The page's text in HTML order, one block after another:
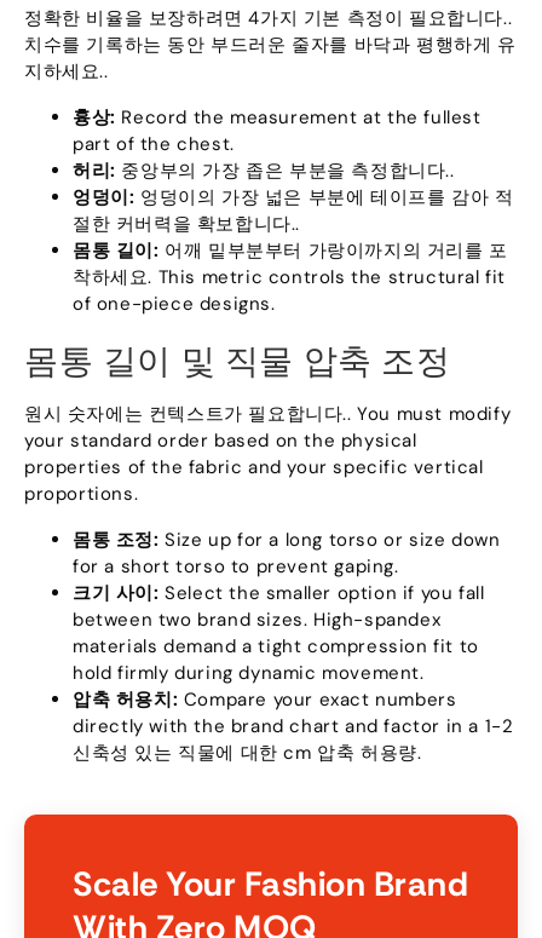
정확한 비율을 보장하려면 4가지 기본 측정이 필요합니다..
치수를 기록하는 동안 부드러운 줄자를 바닥과 평행하게 유
지하세요..
흉상: Record the measurement at the fullest
part of the chest.
허리: 중앙부의 가장 좁은 부분을 측정합니다..
엉덩이: 엉덩이의 가장 넓은 부분에 테이프를 감아 적
절한 커버력을 확보합니다..
몸통 길이: 어깨 밑부분부터 가랑이까지의 거리를 포
착하세요. This metric controls the structural fit
of one-piece designs.
몸통 길이 및 직물 압축 조정
원시 숫자에는 컨텍스트가 필요합니다..You must modify
your standard order based on the physical
properties of the fabric and your specific vertical
proportions.
몸통 조정: Size up for a long torso or size down
for a short torso to prevent gaping.
크기 사이: Select the smaller option if you fall
between two brand sizes. High-spandex
materials demand a tight compression fit to
hold firmly during dynamic movement.
압축 허용치: Compare your exact numbers
directly with the brand chart and factor in a 1-2
신축성 있는 직물에 대한 cm 압축 허용량.
Scale Your Fashion Brand
With Zero MOQ